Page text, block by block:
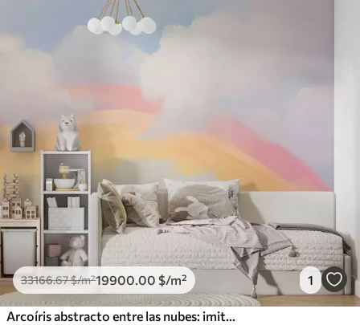
33166.67$/m²19900.00 $/m² 1
Arcoíris abstracto entre las nubes: imitación de una pintura